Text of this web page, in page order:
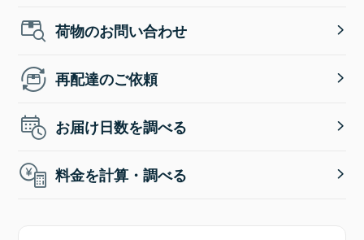
荷物のお問い合わせ
再配達のご依頼
お届け日数を調べる
料金を計算・調べる